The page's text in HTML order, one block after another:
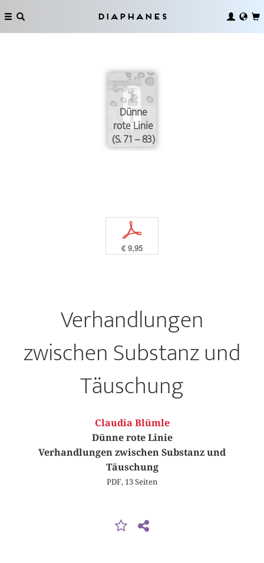
Diaphanes
Dünne
rote Linie
(S. 71 – 83)
p
€ 9,95
Verhandlungen
zwischen Substanz und
Täuschung
Claudia Blümle
Dünne rote Linie
Verhandlungen zwischen Substanz und
Täuschung
PDF, 13 Seiten